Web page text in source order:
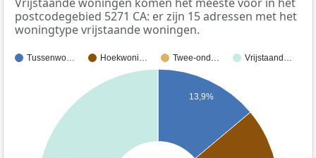
postcodegebied 5271 CA: er zijn 15 adressen met het
woningtype vrijstaande woningen.
Tussenwo… Hoekwoni… Twee-ond… Vrijstaand…
13,9%